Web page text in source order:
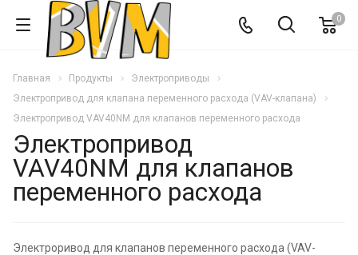
0
Главная Продукты
Электроприводы
Электропривод для клапана переменного расхода (VAV-клапана)
Электропривод VAV40NM для клапанов переменного расхода
Электропривод
VAV40NM для клапанов
переменного расхода
Электроривод для клапанов переменного расхода (VAV-